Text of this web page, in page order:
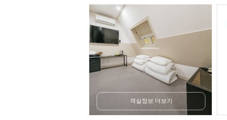
객실정보 더보기